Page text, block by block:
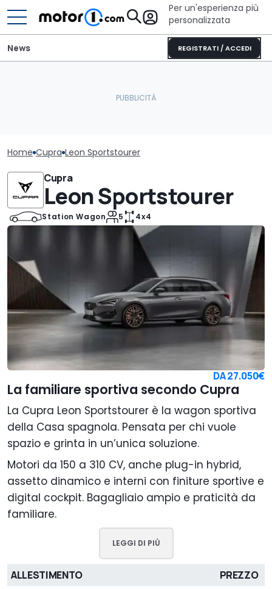
Per un'esperienza più
personalizzata
REGISTRATI / ACCEDI
News
Home Cupra Leon Sportstourer
Cupra
Leon Sportstourer
Station Wagon 5 4x4
DA27.050€
La familiare sportiva secondo Cupra
La Cupra Leon Sportstourer è la wagon sportiva
della Casa spagnola. Pensata per chi vuole
spazio e grinta in un’unica soluzione.
Motori da 150 a 310 CV, anche plug-in hybrid,
assetto dinamico e interni con finiture sportive e
digital cockpit. Bagagliaio ampio e praticità da
familiare.
LEGGI DI PIÙ
ALLESTIMENTO PREZZO